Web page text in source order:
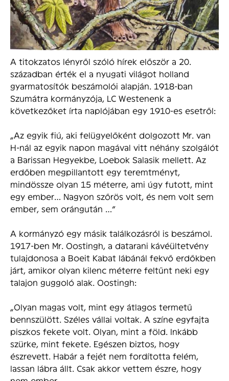
A titokzatos lényről szóló hírek először a 20.
században érték el a nyugati világot holland
gyarmatosítók beszámolói alapján. 1918-ban
Szumátra kormányzója, LC Westenenk a
következőket írta naplójában egy 1910-es esetről:
„Az egyik fiú, aki felügyelőként dolgozott Mr. van
H-nál az egyik napon magával vitt néhány szolgálót
a Barissan Hegyekbe, Loebok Salasik mellett. Az
erdőben megpillantott egy teremtményt,
mindössze olyan 15 méterre, ami úgy futott, mint
egy ember… Nagyon szőrös volt, és nem volt sem
ember, sem orángután …”
A kormányzó egy másik találkozásról is beszámol.
1917-ben Mr. Oostingh, a datarani kávéültetvény
tulajdonosa a Boeit Kabat lábánál fekvő erdőkben
járt, amikor olyan kilenc méterre feltűnt neki egy
talajon guggoló alak. Oostingh:
„Olyan magas volt, mint egy átlagos termetű
bennszülött. Széles vállai voltak. A színe egyfajta
piszkos fekete volt. Olyan, mint a föld. Inkább
szürke, mint fekete. Egészen biztos, hogy
észrevett. Habár a fejét nem fordította felém,
lassan lábra állt. Csak akkor vettem észre, hogy